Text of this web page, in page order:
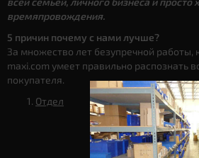
времяпровождения.
5 причин почему с нами лучше?
За множество лет безупречной работы,
maxi.com умеет правильно распознать
покупателя.
Отдел